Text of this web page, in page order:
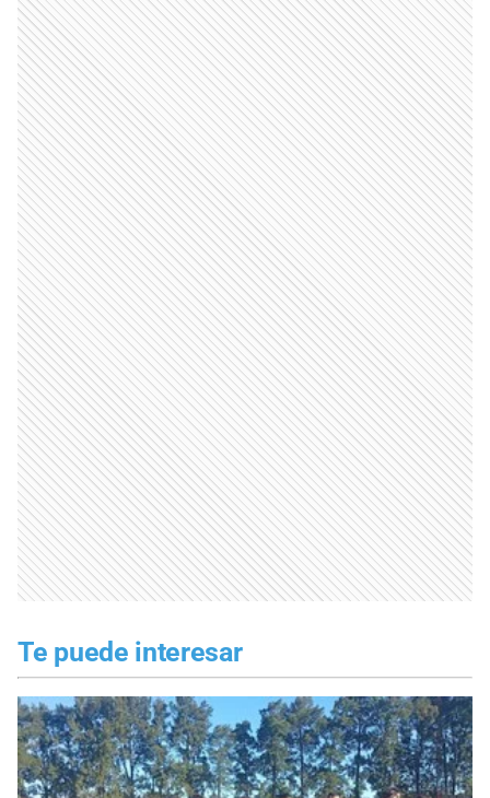
Te puede interesar